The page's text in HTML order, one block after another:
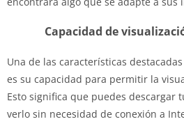
Capacidad de
Una de las características
es su capacidad para permitir la
Esto significa que puedes descargar
verlo sin necesidad de conexión a